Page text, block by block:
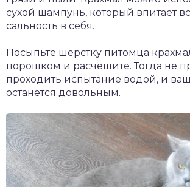
сухой шампунь, который впитает
сальность в себя.
Посыпьте шерстку питомца
порошком и расчешите. Тогда не
проходить испытание водой, и
останется довольным.